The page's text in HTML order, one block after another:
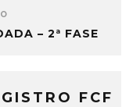
– 2ª FASE
FCF